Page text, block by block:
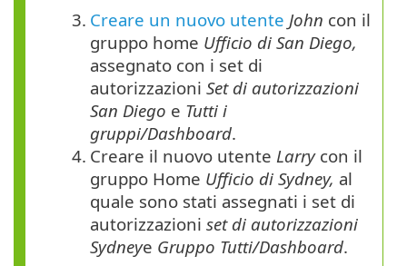
3. Creare un nuovo utente John con il
gruppo home Ufficio di San Diego,
assegnato con i set di
autorizzazioni Set di autorizzazioni
San Diego e Tutti i
gruppi/Dashboard.
4. Creare il nuovo utente Larrycon il
gruppo Home Ufficio di Sydney, al
quale sono stati assegnati i set di
autorizzazioni set di autorizzazioni
Sydneye Gruppo Tutti/Dashboard.